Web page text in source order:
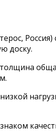
доску.
толщина